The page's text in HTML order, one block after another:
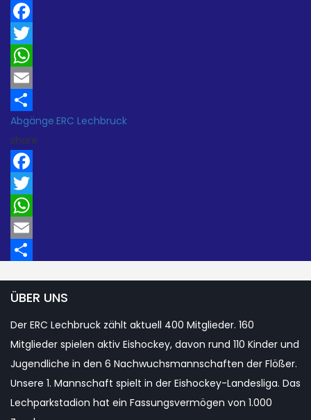
Facebook
Twitter
WhatsApp
Email
Teilen
Abgänge,ERC Lechbruck
share
Facebook
Twitter
WhatsApp
Email
ÜBER UNS
Der ERC Lechbruck zählt aktuell 400 Mitglieder. 160
Mitglieder spielen aktiv Eishockey, davon rund 110 Kinder und
Jugendliche in den 6 Nachwuchsmannschaften der Flößer.
Unsere 1. Mannschaft spielt in der Eishockey-Landesliga. Das
Lechparkstadion hat ein Fassungsvermögen von 1.000